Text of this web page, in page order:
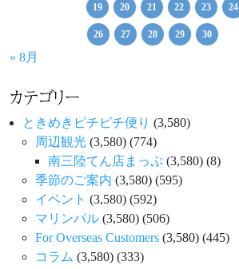
19 20 21 22 23 24
26 27 28 29 30
« 8月
カテゴリー
ときめきピチピチ便り (3,580)
周辺観光 (3,580) (774)
南三陸てん店まっぷ (3,580) (8)
季節のご案内 (3,580) (595)
イベント (3,580) (592)
マリンパル (3,580) (506)
For Overseas Customers (3,580) (445)
コラム (3,580) (333)